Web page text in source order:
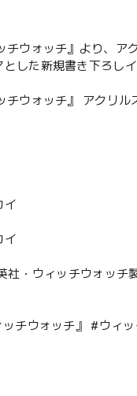
チウォッチ』より、ア
した新規書き下ろし
チウォッチ』 アクリル
イ
イ
社・ウィッチウォッチ
チウォッチ』 #ウィ